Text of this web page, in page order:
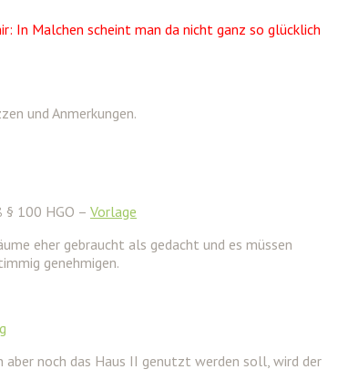
In Malchen scheint man da nicht ganz so glücklich
und Anmerkungen.
100 HGO – Vorlage
eher gebraucht als gedacht und es müssen
genehmigen.
aber noch das Haus II genutzt werden soll, wird der